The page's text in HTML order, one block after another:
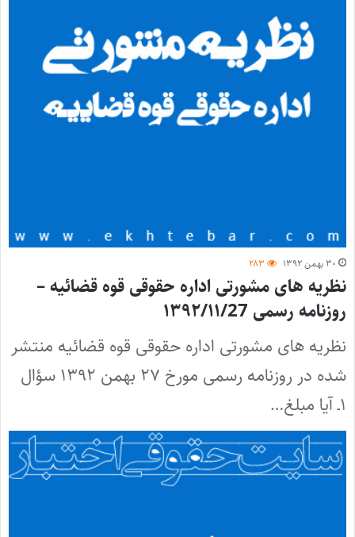
۳۰ بهمن ۱۳۹۲ ۲۸۳
نظریه های مشورتی اداره حقوقی قوه قضائیه –
روزنامه رسمی ۱۳۹۲/۱۱/27
نظریه های مشورتی اداره حقوقی قوه قضائیه منتشر
شده در روزنامه رسمی مورخ ۲۷ بهمن ۱۳۹۲ سؤال
۱ـ آیا مبلغ…